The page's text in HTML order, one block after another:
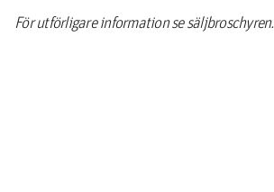
För utförligare information se säljbroschyren.